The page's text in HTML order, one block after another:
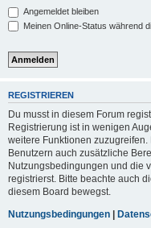
Angemeldet bleiben
Meinen Online-Status während
REGISTRIEREN
Du musst in diesem Forum
Registrierung ist in wenigen
weitere Funktionen
Benutzern auch zusätzliche
Nutzungsbedingungen und die
registrierst. Bitte beachte auch
diesem Board bewegst.
Nutzungsbedingungen |